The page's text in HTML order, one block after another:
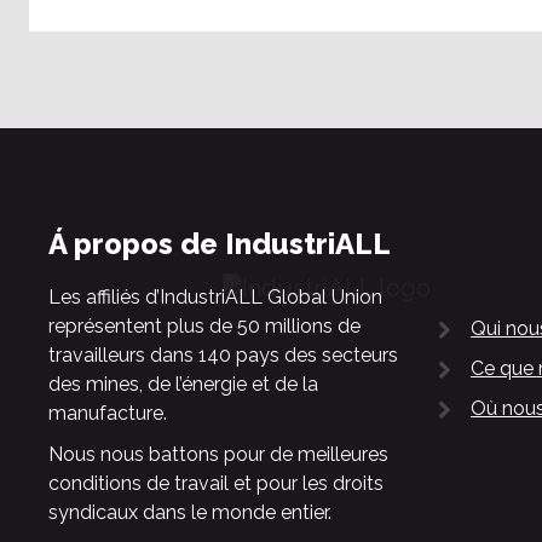
Á propos de IndustriALL
Les affiliés d’IndustriALL Global Union
représentent plus de 50 millions de
travailleurs dans 140 pays des secteurs
des mines, de l’énergie et de la
manufacture.
Nous nous battons pour de meilleures
conditions de travail et pour les droits
syndicaux dans le monde entier.
Qui
Ce que
Où